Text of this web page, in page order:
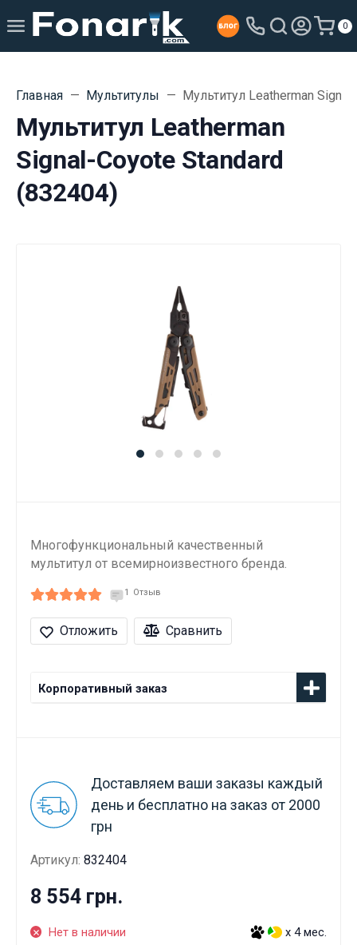
0
Главная Мультитулы Мультитул Leatherman
Мультитул Leatherman
Signal-Coyote Standard
(832404)
Многофункциональный качественный
мультитул от всемирноизвестного бренда.
1 Отзыв
Отложить Сравнить
Корпоративный заказ
Доставляем ваши заказы каждый
день и бесплатно на заказ от 2000
грн
Артикул: 832404
8 554 грн.
Нет в наличии x 4 мес.